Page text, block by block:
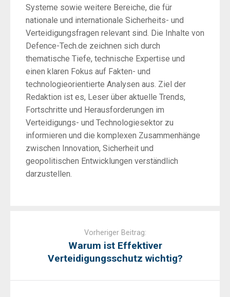
Systeme sowie weitere Bereiche, die für
nationale und internationale Sicherheits- und
Verteidigungsfragen relevant sind. Die Inhalte von
Defence-Tech.de zeichnen sich durch
thematische Tiefe, technische Expertise und
einen klaren Fokus auf Fakten- und
technologieorientierte Analysen aus. Ziel der
Redaktion ist es, Leser über aktuelle Trends,
Fortschritte und Herausforderungen im
Verteidigungs- und Technologiesektor zu
informieren und die komplexen Zusammenhänge
zwischen Innovation, Sicherheit und
geopolitischen Entwicklungen verständlich
darzustellen.
Vorheriger Beitrag:
Warum ist Effektiver
Verteidigungsschutz wichtig?